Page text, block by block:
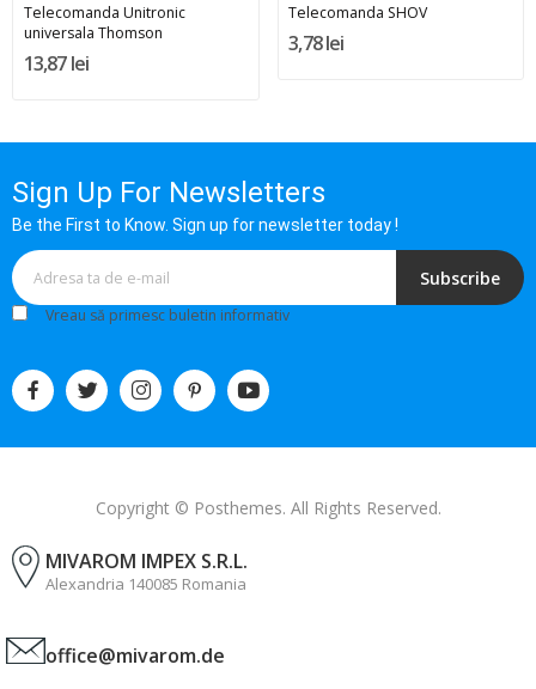
Telecomanda Unitronic
universala Thomson
13,87 lei
Telecomanda SHOV
3,78 lei
Sign Up For Newsletters
Be the First to Know. Sign up for newsletter today !
Subscribe
Vreau să primesc buletin informativ
Copyright © Posthemes. All Rights Reserved.
MIVAROM IMPEX S.R.L.
Alexandria 140085 Romania
office@mivarom.de